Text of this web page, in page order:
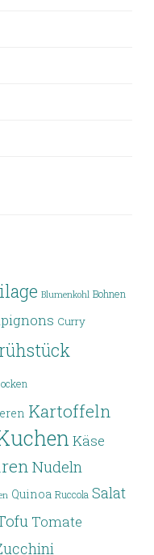
Blumenkohl Bohnen
Curry
Kartoffeln
Käse
Nudeln
Quinoa Ruccola Salat
Tomate